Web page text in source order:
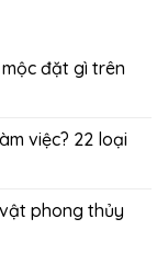
đặt gì trên
việc? 22 loại
phong thủy